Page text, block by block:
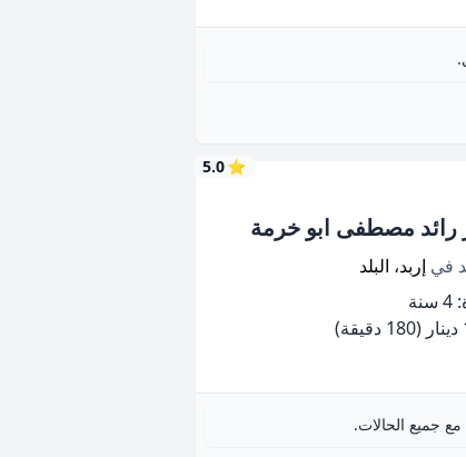
⭐
5.0
رائد مصطفى ابو خرمة
في إربد، البلد
(180 دقيقة)
جميع الحالات.